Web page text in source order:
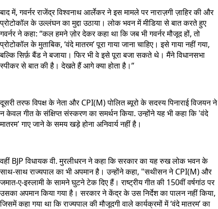
बाद में, गवर्नर राजेंद्र विश्वनाथ आर्लेकर ने इस मामले पर नाराज़गी ज़ाहिर की और
प्रोटोकॉल के उल्लंघन का मुद्दा उठाया। लोक भवन में मीडिया से बात करते हुए
गवर्नर ने कहा: “कल हमने ज़ोर देकर कहा था कि जब भी गवर्नर मौजूद हों, तो
प्रोटोकॉल के मुताबिक, ‘वंदे मातरम’ पूरा गाया जाना चाहिए। इसे गाया नहीं गया,
बल्कि सिर्फ़ बैंड ने बजाया। फिर भी वे इसे पूरा बजा सकते थे। मैंने विधानसभा
स्पीकर से बात की है। देखते हैं आगे क्या होता है।”
दूसरी तरफ विपक्ष के नेता और CPI(M) पोलित ब्यूरो के सदस्य पिनाराई विजयन ने
न केवल गीत के संक्षिप्त संस्करण का समर्थन किया. उन्होंने यह भी कहा कि 'वंदे
मातरम' गाए जाने के समय खड़े होना अनिवार्य नहीं है।
वहीं BJP विधायक वी. मुरलीधरन ने कहा कि सरकार का यह रुख लोक भवन के
साथ-साथ राज्यपाल का भी अपमान है। उन्होंने कहा, "सथीसन ने CPI(M) और
जमात-ए-इस्लामी के सामने घुटने टेक दिए हैं। राष्ट्रीय गीत की 150वीं वर्षगांठ पर
उसका अपमान किया गया है। सरकार ने केंद्र के उस निर्देश का पालन नहीं किया,
जिसमें कहा गया था कि राज्यपाल की मौजूदगी वाले कार्यक्रमों में ‘वंदे मातरम’ का